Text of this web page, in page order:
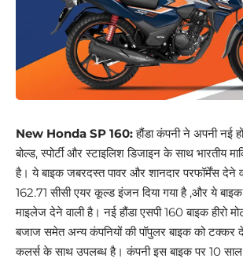
New Honda SP 160:हौंडा कंपनी ने अपनी नई
बोल्ड, स्पोर्टी और स्टाइलिश डिजाइन के साथ भारतीय
है। ये बाइक जबरदस्त पावर और शानदार परफॉर्मेंस देने
162.71 सीसी एयर कूल्ड इंजन दिया गया है ,और ये
माइलेज देने वाली है। नई हौंडा एसपी 160 बाइक हीरो
बजाज समेत अन्य कंपनियों की पॉपुलर बाइक को टक्कर
कलर्स के साथ उपलब्ध है। कंपनी इस बाइक पर 10 साल